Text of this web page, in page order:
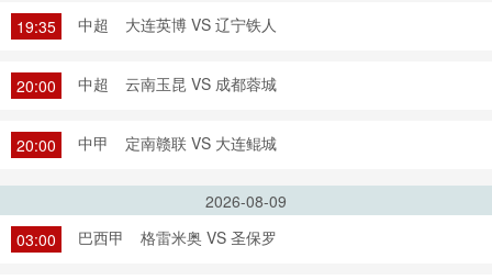
19:35 中超 大连英博 VS 辽宁铁人
20:00 中超 云南玉昆 VS 成都蓉城
20:00 中甲 定南赣联 VS 大连鲲城
2026-08-09
03:00
巴西甲 格雷米奥 VS 圣保罗